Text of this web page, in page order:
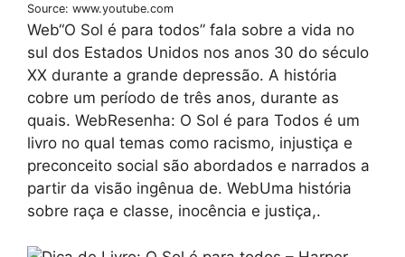
Source: www.youtube.com
Web“O Sol é para todos” fala sobre a vida no
sul dos Estados Unidos nos anos 30 do século
XX durante a grande depressão. A história
cobre um período de três anos, durante as
quais. WebResenha: O Sol é para Todos é um
livro no qual temas como racismo, injustiça e
preconceito social são abordados e narrados a
partir da visão ingênua de. WebUma história
sobre raça e classe, inocência e justiça,.